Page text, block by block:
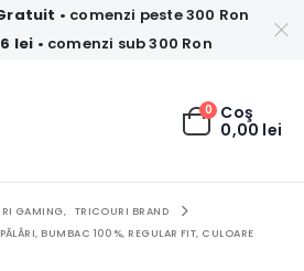
• comenzi peste 300 Ron
lei • comenzi sub 300 Ron
0 Coş
0,00 lei
GAMING,
TRICOURI BRAND
BUMBAC 100%, REGULAR FIT, CULOARE